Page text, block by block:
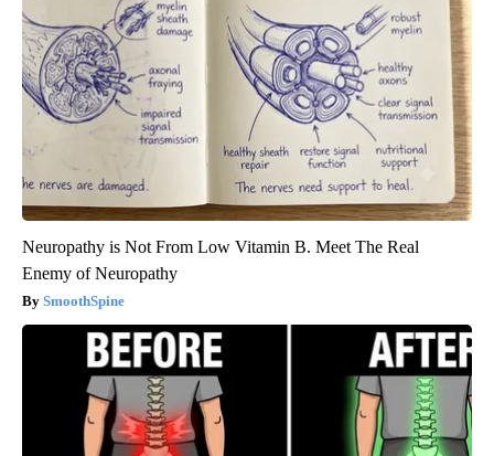
Neuropathy is Not From Low Vitamin B. Meet The Real
Enemy of Neuropathy
SmoothSpine